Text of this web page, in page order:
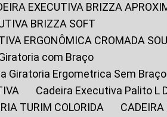
EXECUTIVA BRIZZA
BRIZZA SOFT
ERGONÔMICA CROMADA
com Braço
Giratoria Ergometrica Sem Braço
Cadeira Executiva Palito L
TURIM COLORIDA